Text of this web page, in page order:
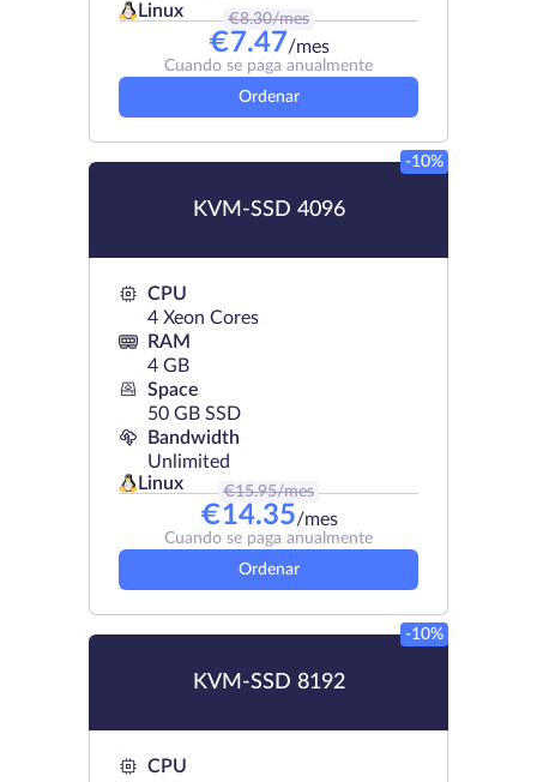
Linux
€8.30/mes
€7.47/mes
Cuando se paga anualmente
Ordenar
KVM-SSD 4096
-10%
CPU
4 Xeon Cores
RAM
4 GB
Space
50 GB SSD
Bandwidth
Unlimited
Linux
€15.95/mes
€14.35/mes
Cuando se paga anualmente
Ordenar
KVM-SSD 8192
-10%
CPU